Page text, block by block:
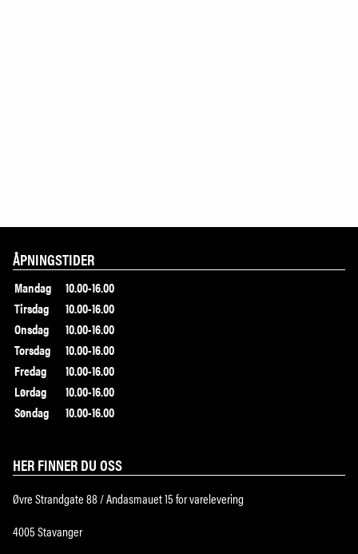
ÅPNINGSTIDER
Mandag
10.00-16.00
Tirsdag
10.00-16.00
Onsdag
10.00-16.00
Torsdag
10.00-16.00
Fredag
10.00-16.00
Lørdag
10.00-16.00
Søndag
10.00-16.00
HER FINNER DU OSS
Øvre Strandgate 88 / Andasmauet 15 for varelevering
4005 Stavanger